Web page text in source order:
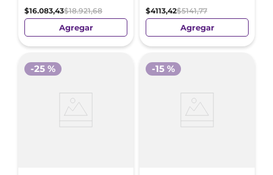
$16.083,43$18.921,68
Agregar
$4113,42$5141,77
Agregar
-25 % -15 %